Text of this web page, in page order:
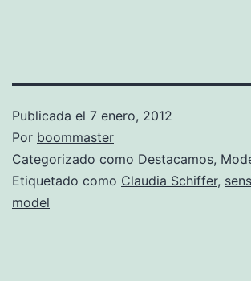
Publicada el 7 enero, 2012
Por boommaster
Categorizado como Destacamos,
Etiquetado como Claudia Schiffer,
model